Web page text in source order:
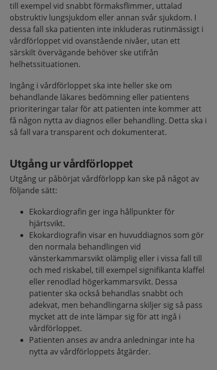
till exempel vid snabbt förmaksflimmer, uttalad
obstruktiv lungsjukdom eller annan svår sjukdom. I
dessa fall ska patienten inte inkluderas rutinmässigt i
vårdförloppet vid ovanstående nivåer, utan ett
särskilt övervägande behöver ske utifrån
helhetssituationen.
Ingång i vårdförloppet ska inte heller ske om
behandlande läkares bedömning eller patientens
prioriteringar talar för att patienten inte kommer att
få någon nytta av diagnos eller behandling. Detta ska i
så fall vara transparent och dokumenterat.
Utgång ur vårdförloppet
Utgång ur påbörjat vårdförlopp kan ske på något av
följande sätt:
Ekokardiografin ger inga hållpunkter för
hjärtsvikt.
Ekokardiografin visar en huvuddiagnos som gör
den normala behandlingen vid
vänsterkammarsvikt olämplig eller i vissa fall till
och med riskabel, till exempel signifikanta klaffel
eller renodlad högerkammarsvikt. Dessa
patienter ska också behandlas snabbt och
adekvat, men behandlingarna skiljer sig så pass
mycket att de inte lämpar sig för att ingå i
vårdförloppet.
Patienten anses av andra anledningar inte ha
nytta av vårdförloppets åtgärder.